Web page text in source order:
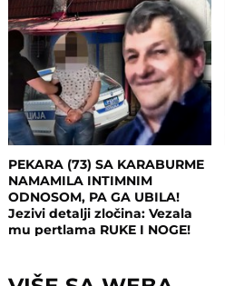
PEKARA (73) SA KARABURME
NAMAMILA INTIMNIM
ODNOSOM, PA GA UBILA!
Jezivi detalji zločina: Vezala
mu pertlama RUKE I NOGE!